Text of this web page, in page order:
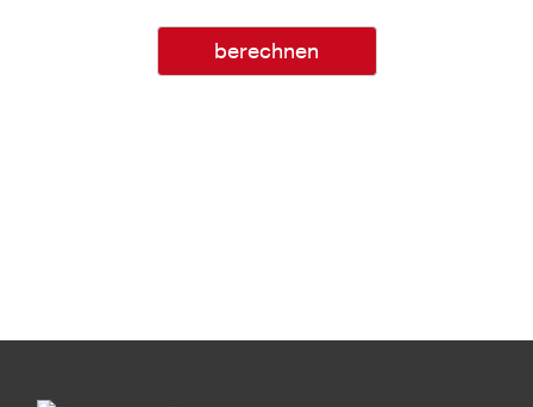
berechnen